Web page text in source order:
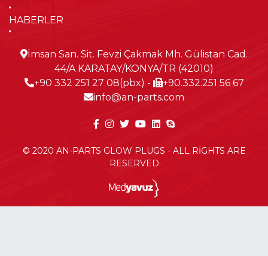
HABERLER
İmsan San. Sit. Fevzi Çakmak Mh. Gülistan Cad.
44/A KARATAY/KONYA/TR (42010)
+90 332 251 27 08(pbx) -
+90.332.251 56 67
info@an-parts.com
© 2020 AN-PARTS GLOW PLUGS - ALL RİGHTS ARE
RESERVED